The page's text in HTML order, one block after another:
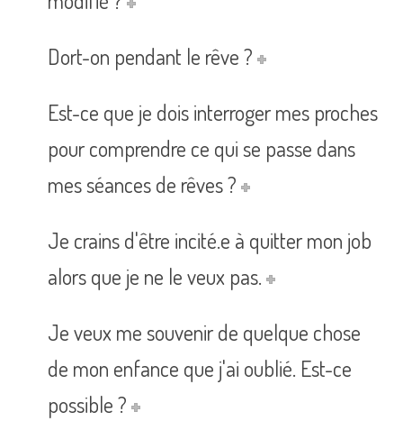
Dort-on pendant le rêve ?
Est-ce que je dois interroger mes proches
pour comprendre ce qui se passe dans
mes séances de rêves ?
Je crains d'être incité.e à quitter mon job
alors que je ne le veux pas.
Je veux me souvenir de quelque chose
de mon enfance que j'ai oublié. Est-ce
possible ?